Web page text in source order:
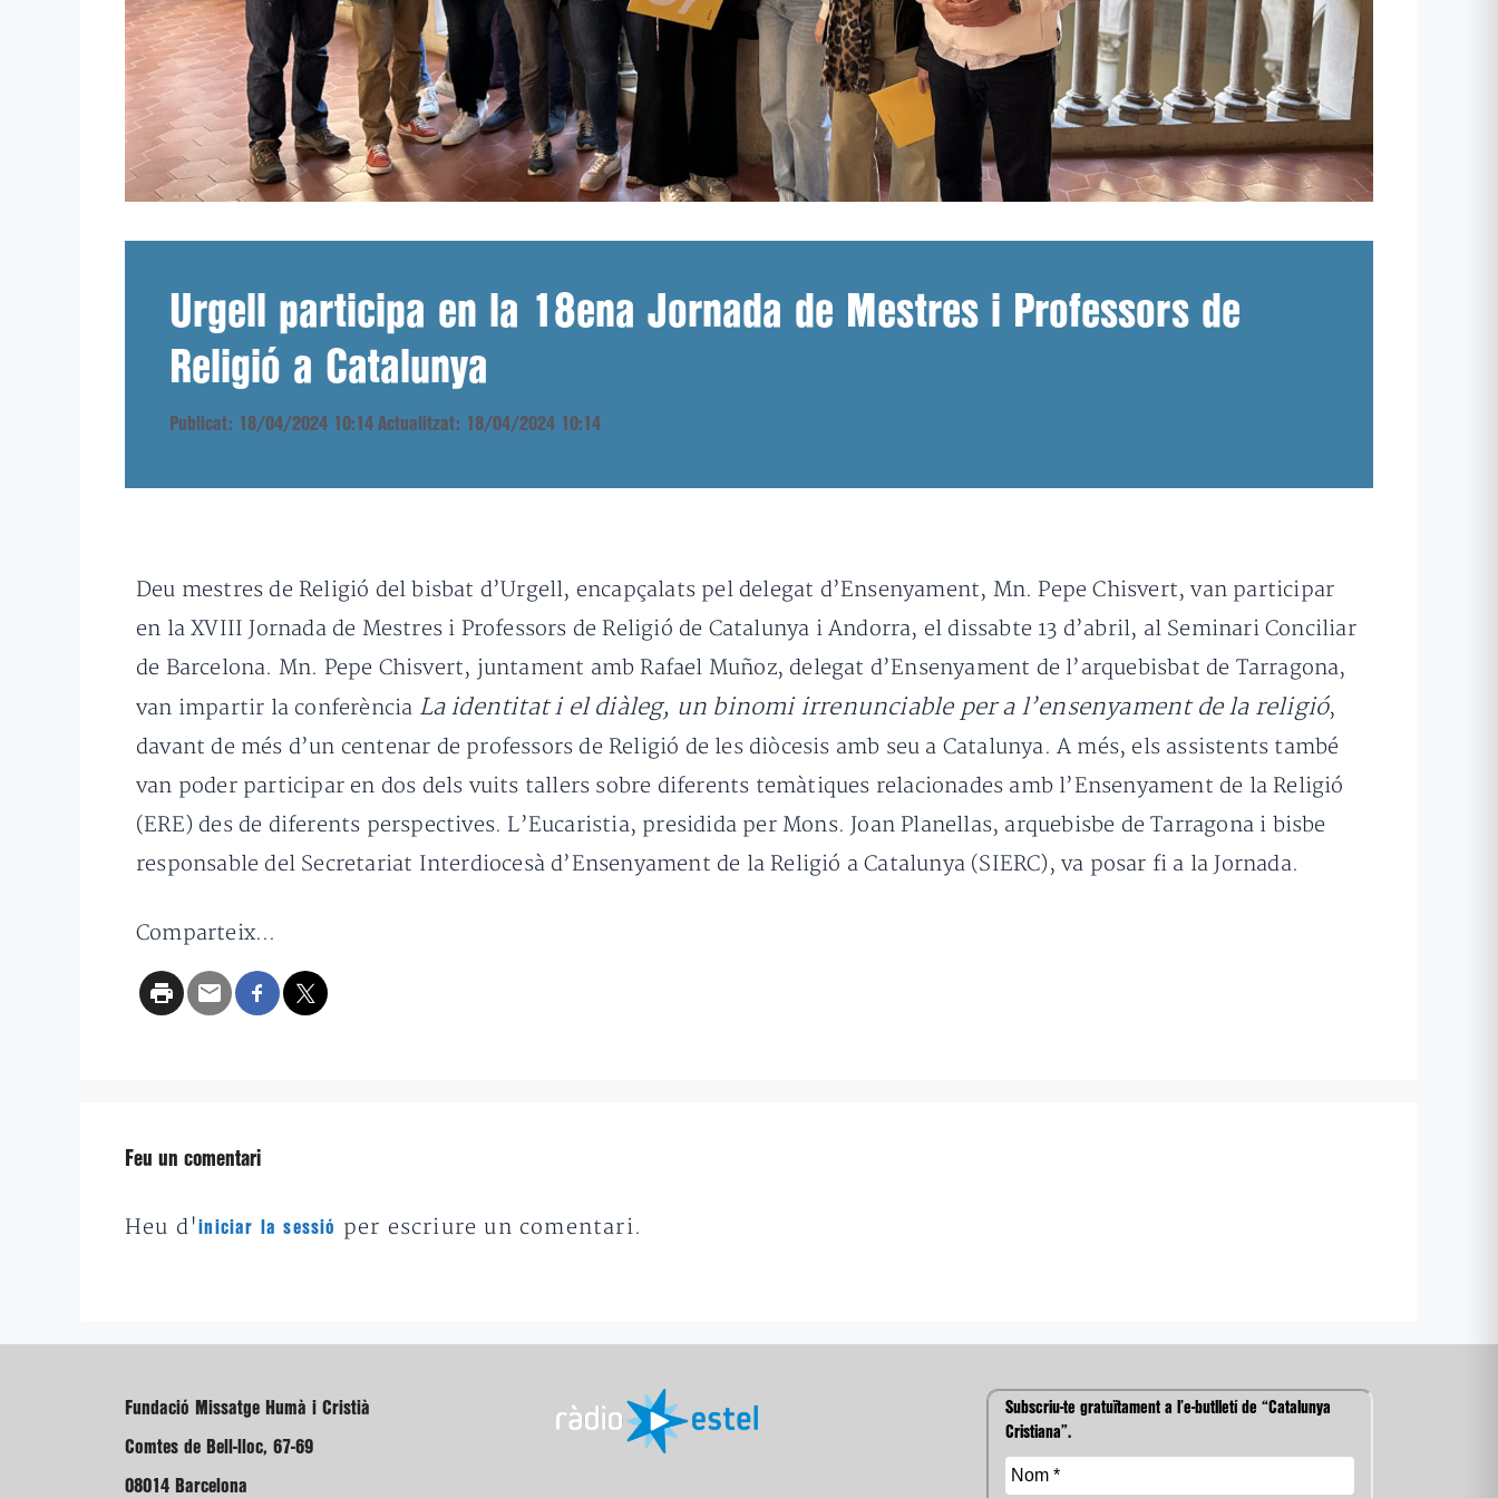
Urgell participa en la 18ena Jornada de Mestres i Professors de
Religió a Catalunya
Publicat: 18/04/2024 10:14 Actualitzat: 18/04/2024 10:14
Deu mestres de Religió del bisbat d’Urgell, encapçalats pel delegat d’Ensenyament, Mn. Pepe Chisvert, van participar
en la XVIII Jornada de Mestres i Professors de Religió de Catalunya i Andorra, el dissabte 13 d’abril, al Seminari Conciliar
de Barcelona. Mn. Pepe Chisvert, juntament amb Rafael Muñoz, delegat d’Ensenyament de l’arquebisbat de Tarragona,
van impartir la conferència La identitat i el diàleg, un binomi irrenunciable per a l’ensenyament de la religió,
davant de més d’un centenar de professors de Religió de les diòcesis amb seu a Catalunya. A més, els assistents també
van poder participar en dos dels vuits tallers sobre diferents temàtiques relacionades amb l’Ensenyament de la Religió
(ERE) des de diferents perspectives. L’Eucaristia, presidida per Mons. Joan Planellas, arquebisbe de Tarragona i bisbe
responsable del Secretariat Interdiocesà d’Ensenyament de la Religió a Catalunya (SIERC), va posar fi a la Jornada.
Comparteix...
Feu un comentari
Heu d'iniciar la sessió per escriure un comentari.
Fundació Missatge Humà i Cristià
Comtes de Bell-lloc, 67-69
08014 Barcelona
Subscriu-te gratuïtament a l’e-butlletí de “Catalunya
Cristiana”.